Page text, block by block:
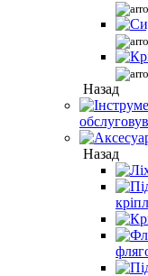
Назад
Назад